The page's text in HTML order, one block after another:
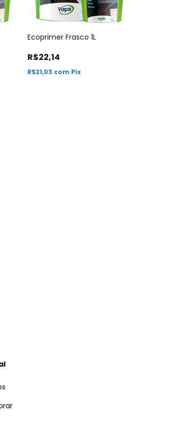
Ecoprimer Frasco 1L
R$22,14
R$21,03 com Pix